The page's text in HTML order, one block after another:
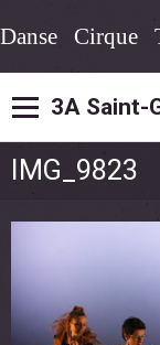
Danse Cirque
3A Saint-
IMG_9823